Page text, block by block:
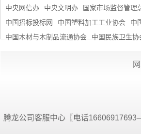
中央网信办 中央文明办 国家市场监督管理
中国招标投标网
中国塑料加工工业协会 中
中国木材与木制品流通协会
中国民族卫生协
腾龙公司客服中心〖电话